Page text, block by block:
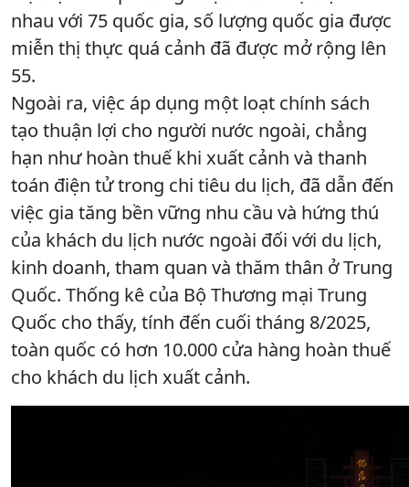
nhau với 75 quốc gia, số lượng quốc gia được
miễn thị thực quá cảnh đã được mở rộng lên
55.
Ngoài ra, việc áp dụng một loạt chính sách
tạo thuận lợi cho người nước ngoài, chẳng
hạn như hoàn thuế khi xuất cảnh và thanh
toán điện tử trong chi tiêu du lịch, đã dẫn đến
việc gia tăng bền vững nhu cầu và hứng thú
của khách du lịch nước ngoài đối với du lịch,
kinh doanh, tham quan và thăm thân ở Trung
Quốc. Thống kê của Bộ Thương mại Trung
Quốc cho thấy, tính đến cuối tháng 8/2025,
toàn quốc có hơn 10.000 cửa hàng hoàn thuế
cho khách du lịch xuất cảnh.